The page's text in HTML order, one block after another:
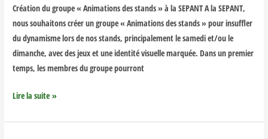
Création du groupe « Animations des stands » à la SEPANT A la SEPANT,
nous souhaitons créer un groupe « Animations des stands » pour insuffler
du dynamisme lors de nos stands, principalement le samedi et/ou le
dimanche, avec des jeux et une identité visuelle marquée. Dans un premier
temps, les membres du groupe pourront
la
SEPANT
Lire la suite »